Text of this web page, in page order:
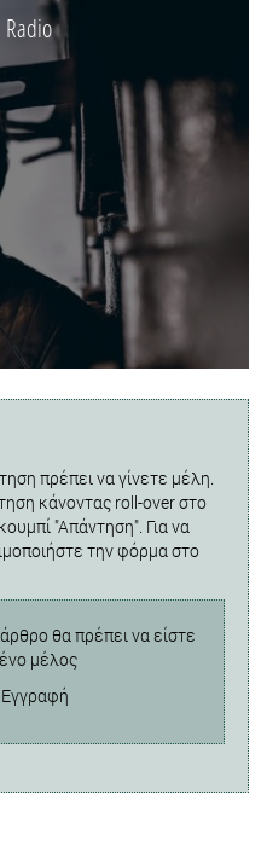
Radio
πρέπει να γίνετε μέλη.
κάνοντας roll-over στο
"Απάντηση". Για να
την φόρμα στο
θα πρέπει να είστε
μέλος
Εγγραφή